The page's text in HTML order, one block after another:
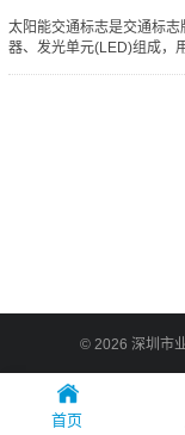
太阳能交通标志是交通标
器、发光单元(LED)组成，
© 2026深圳市
首页